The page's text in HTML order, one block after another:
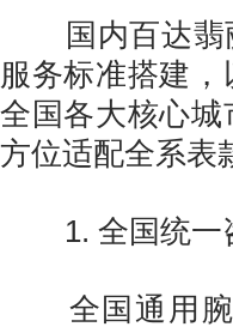
国内百达翡
服务标准搭建
全国各大核心
方位适配全系表
1. 全国统一
全国通用腕